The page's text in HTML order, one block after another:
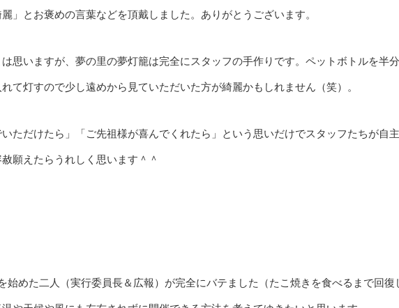
」とお褒めの言葉などを頂戴しました。ありがとうございます。
思いますが、夢の里の夢灯籠は完全にスタッフの手作りです。ペットボトルを半
て灯すので少し遠めから見ていただいた方が綺麗かもしれません（笑）。
ただけたら」「ご先祖様が喜んでくれたら」という思いだけでスタッフたちが自
願えたらうれしく思います＾＾
始めた二人（実行委員長＆広報）が完全にバテました（たこ焼きを食べるまで回復